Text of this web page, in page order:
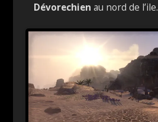
Dévorechien au nord de l’ile.